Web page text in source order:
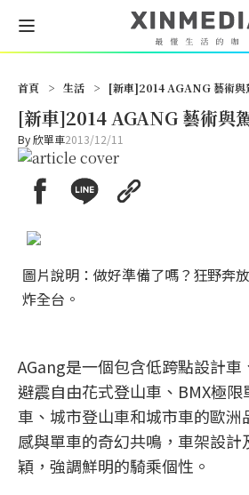
首頁 > 生活 > [新車]2014 AGANG 藝術與
[新車]2014 AGANG 藝術與
By欣單車2013/12/11
圖片說明：做好準備了嗎？狂野奔
炸全台。
AGang是一個包含低跨點設計
避震自由花式登山車、BMX極
車、城市登山車和城市車的歐洲
感與單車的奇幻共鳴，車架設計
穎，強調鮮明的騎乘個性。